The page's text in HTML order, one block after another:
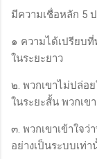
มีความเชื่อหลัก 5 ป
๑ ความได้เปรียบที่
ในระยะยาว
๒. พวกเขาไม่ปล่อ
ในระยะสั้น พวกเข
๓. พวกเขาเข้าใจ
อย่างเป็นระบบเท่